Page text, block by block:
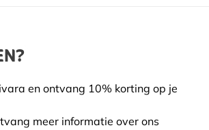
en ontvang 10% korting op je
meer informatie over ons